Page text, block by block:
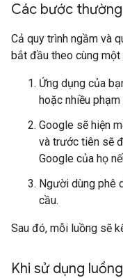
Các bước
Cả quy trình ngầm và
bắt đầu theo cùng một
Ứng dụng của
hoặc nhiều phạm
Google sẽ hiện
và trước tiên sẽ
Google của họ
Người dùng phê
cầu.
Sau đó, mỗi luồng sẽ
Khi sử dụng